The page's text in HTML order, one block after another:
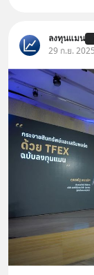
ลงทุนแมน
29 ก.ย.